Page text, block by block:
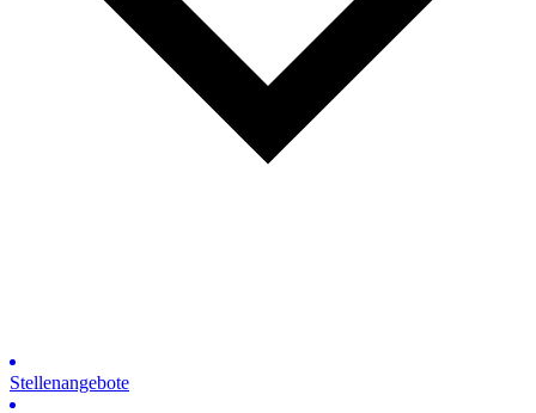
Stellenangebote